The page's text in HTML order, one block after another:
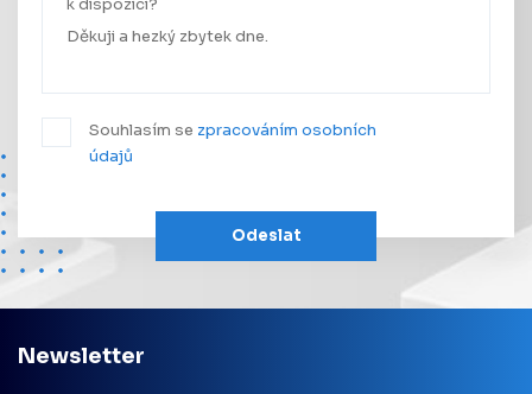
Souhlasím se zpracováním osobních
údajů
Odeslat
Newsletter